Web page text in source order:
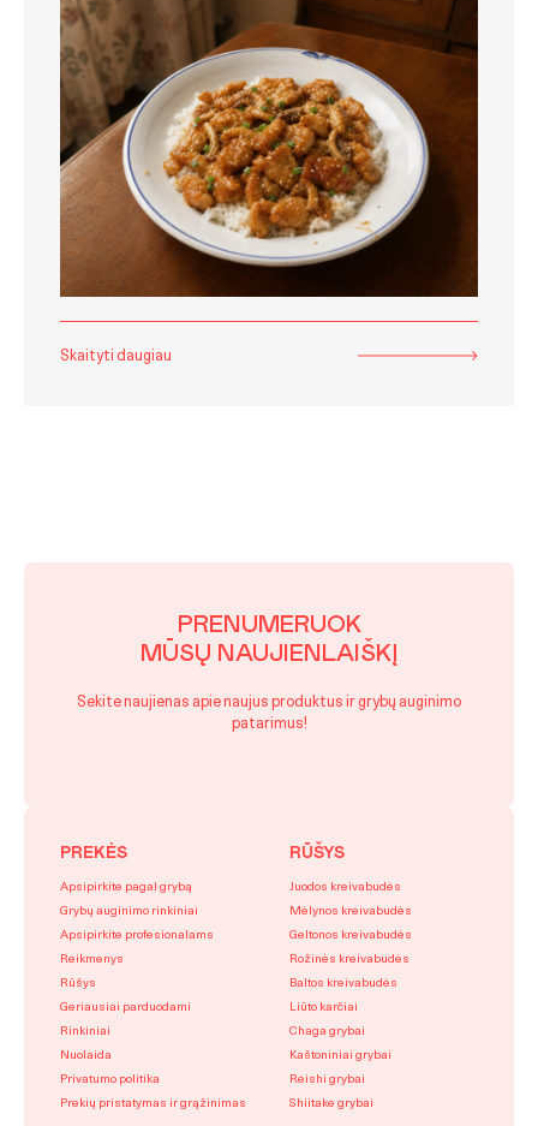
Skaityti daugiau
PREKĖS
Apsipirkite pagal grybą
Grybų auginimo rinkiniai
Apsipirkite profesionalams
Reikmenys
Rūšys
Geriausiai parduodami
Rinkiniai
Nuolaida
Privatumo politika
Prekių pristatymas ir grąžinimas
RŪŠYS
Juodos kreivabudės
Mėlynos kreivabudės
Geltonos kreivabudės
Rožinės kreivabudės
Baltos kreivabudės
Liūto karčiai
Chaga grybai
Kaštoniniai grybai
Reishi grybai
Shiitake grybai
PRENUMERUOK
MŪSŲ NAUJIENLAIŠKĮ
Sekite naujienas apie naujus produktus ir grybų auginimo
patarimus!